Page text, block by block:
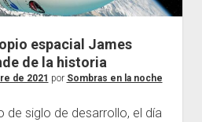
imágenes
Entrevistasespacial James
de la historia
de 2021 por Sombras en la noche
de siglo de desarrollo, el día